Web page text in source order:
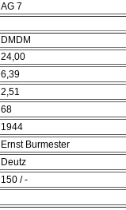
AG 7
DMDM
24,00
6,39
2,51
68
1944
Ernst Burmester
Deutz
150 / -